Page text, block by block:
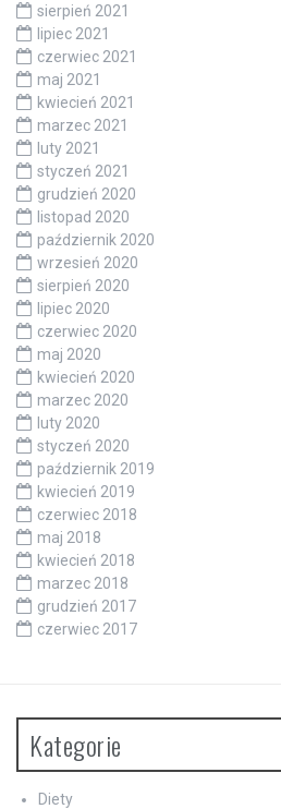
sierpień 2021
lipiec 2021
czerwiec 2021
maj 2021
kwiecień 2021
marzec 2021
luty 2021
styczeń 2021
grudzień 2020
listopad 2020
październik 2020
wrzesień 2020
sierpień 2020
lipiec 2020
czerwiec 2020
maj 2020
kwiecień 2020
marzec 2020
luty 2020
styczeń 2020
październik 2019
kwiecień 2019
czerwiec 2018
maj 2018
kwiecień 2018
marzec 2018
grudzień 2017
czerwiec 2017
Kategorie
Diety